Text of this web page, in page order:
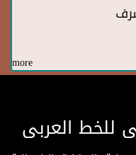
more
للخط العربى